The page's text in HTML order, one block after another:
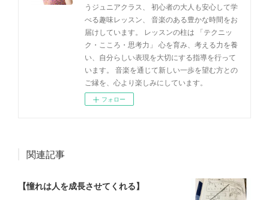
うジュニアクラス、 初心者の大人も安心して学
べる趣味レッスン、 音楽のある豊かな時間をお
届けしています。 レッスンの柱は 「テクニッ
ク・こころ・思考力」 心を育み、考える力を養
い、自分らしい表現を大切にする指導を行って
います。 音楽を通じて新しい一歩を望む方との
ご縁を、心より楽しみにしています。
フォロー
関連記事
【憧れは人を成長させてくれる】